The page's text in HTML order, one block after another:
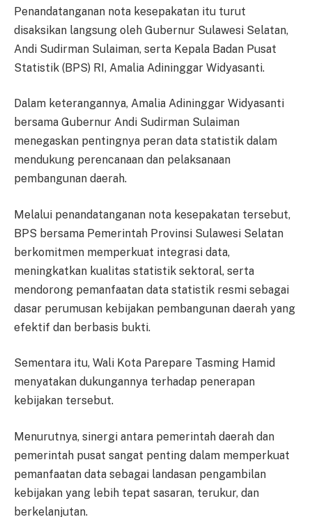
Penandatanganan nota kesepakatan itu turut
disaksikan langsung oleh Gubernur Sulawesi Selatan,
Andi Sudirman Sulaiman, serta Kepala Badan Pusat
Statistik (BPS) RI, Amalia Adininggar Widyasanti.
Dalam keterangannya, Amalia Adininggar Widyasanti
bersama Gubernur Andi Sudirman Sulaiman
menegaskan pentingnya peran data statistik dalam
mendukung perencanaan dan pelaksanaan
pembangunan daerah.
Melalui penandatanganan nota kesepakatan tersebut,
BPS bersama Pemerintah Provinsi Sulawesi Selatan
berkomitmen memperkuat integrasi data,
meningkatkan kualitas statistik sektoral, serta
mendorong pemanfaatan data statistik resmi sebagai
dasar perumusan kebijakan pembangunan daerah yang
efektif dan berbasis bukti.
Sementara itu, Wali Kota Parepare Tasming Hamid
menyatakan dukungannya terhadap penerapan
kebijakan tersebut.
Menurutnya, sinergi antara pemerintah daerah dan
pemerintah pusat sangat penting dalam memperkuat
pemanfaatan data sebagai landasan pengambilan
kebijakan yang lebih tepat sasaran, terukur, dan
berkelanjutan.